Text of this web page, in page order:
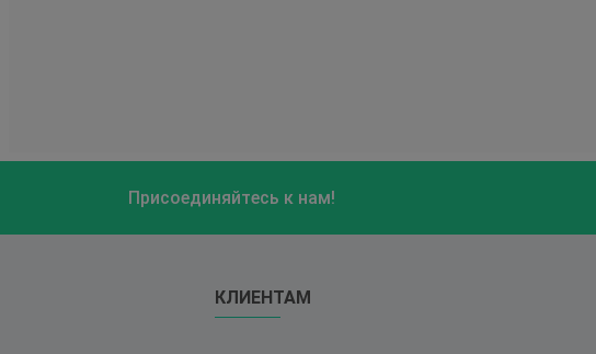
Присоединяйтесь к нам!
КЛИЕНТАМ